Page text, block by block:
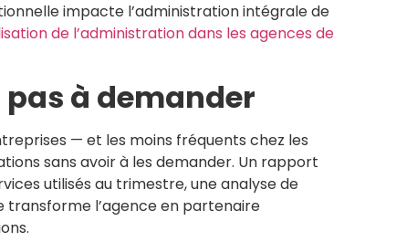
impacte l’administration intégrale de
de l’administration dans les agences de
pas à demander
— et les moins fréquents chez les
sans avoir à les demander. Un rapport
utilisés au trimestre, une analyse de
l’agence en partenaire